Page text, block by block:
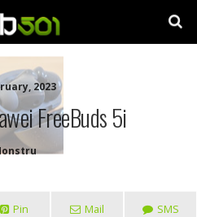
2023
FreeBuds 5i
Pin Mail SMS